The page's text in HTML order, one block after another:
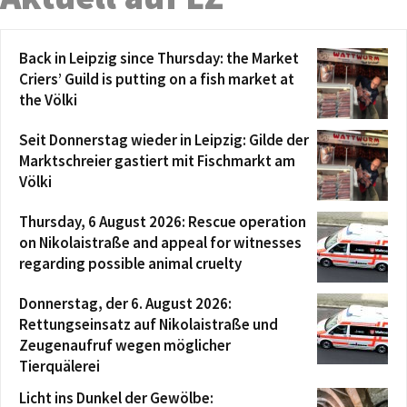
Back in Leipzig since Thursday: the Market
Criers’ Guild is putting on a fish market at
the Völki
Seit Donnerstag wieder in Leipzig: Gilde der
Marktschreier gastiert mit Fischmarkt am
Völki
Thursday, 6 August 2026: Rescue operation
on Nikolaistraße and appeal for witnesses
regarding possible animal cruelty
Donnerstag, der 6. August 2026:
Rettungseinsatz auf Nikolaistraße und
Zeugenaufruf wegen möglicher
Tierquälerei
Licht ins Dunkel der Gewölbe: